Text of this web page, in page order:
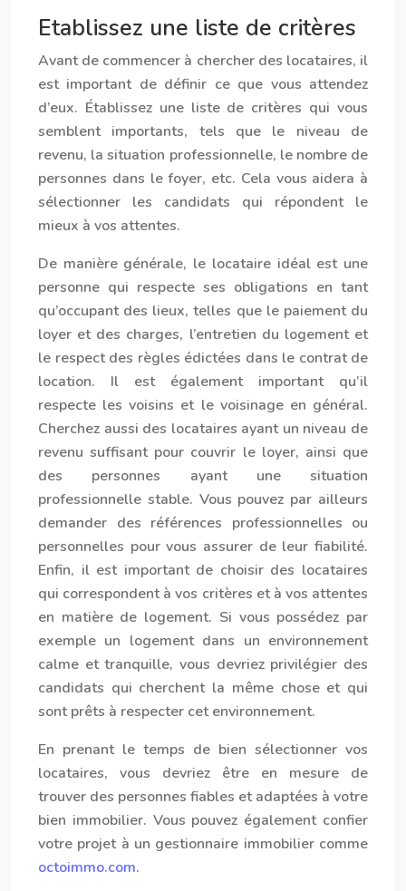
Etablissez une liste de critères
Avant de commencer à chercher des locataires, il
est important de définir ce que vous attendez
d’eux. Établissez une liste de critères qui vous
semblent importants, tels que le niveau de
revenu, la situation professionnelle, le nombre de
personnes dans le foyer, etc. Cela vous aidera à
sélectionner les candidats qui répondent le
mieux à vos attentes.
De manière générale, le locataire idéal est une
personne qui respecte ses obligations en tant
qu’occupant des lieux, telles que le paiement du
loyer et des charges, l’entretien du logement et
le respect des règles édictées dans le contrat de
location. Il est également important qu’il
respecte les voisins et le voisinage en général.
Cherchez aussi des locataires ayant un niveau de
revenu suffisant pour couvrir le loyer, ainsi que
des personnes ayant une situation
professionnelle stable. Vous pouvez par ailleurs
demander des références professionnelles ou
personnelles pour vous assurer de leur fiabilité.
Enfin, il est important de choisir des locataires
qui correspondent à vos critères et à vos attentes
en matière de logement. Si vous possédez par
exemple un logement dans un environnement
calme et tranquille, vous devriez privilégier des
candidats qui cherchent la même chose et qui
sont prêts à respecter cet environnement.
En prenant le temps de bien sélectionner vos
locataires, vous devriez être en mesure de
trouver des personnes fiables et adaptées à votre
bien immobilier. Vous pouvez également confier
votre projet à un gestionnaire immobilier comme
octoimmo.com.